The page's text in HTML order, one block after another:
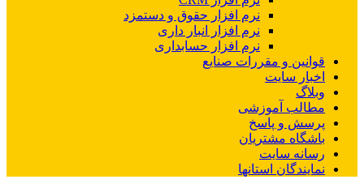
نرم افزار حقوق و دستمزد
نرم افزار انبار داری
نرم افزار حسابداری
قوانین و مقررات صنایع
اخبار سایت
وبلاگ
مطالب آموزشی
پرسش و پاسخ
باشگاه مشتریان
رسانه سایت
نمایندگان استانها